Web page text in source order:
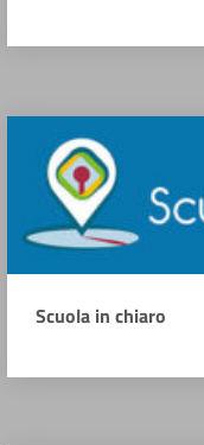
Scuola in chiaro